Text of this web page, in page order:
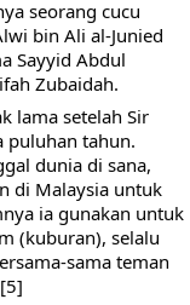
seorang cucu
bin Ali al-Junied
Sayyid Abdul
Zubaidah.
lama setelah Sir
puluhan tahun.
dunia di sana,
di Malaysia untuk
ia gunakan untuk
(kuburan), selalu
sama teman